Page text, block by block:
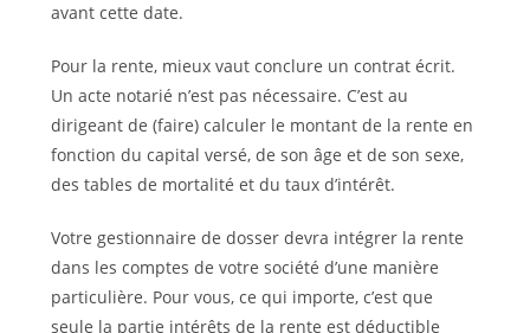
avant cette date.
Pour la rente, mieux vaut conclure un contrat écrit.
Un acte notarié n’est pas nécessaire. C’est au
dirigeant de (faire) calculer le montant de la rente en
fonction du capital versé, de son âge et de son sexe,
des tables de mortalité et du taux d’intérêt.
Votre gestionnaire de dosser devra intégrer la rente
dans les comptes de votre société d’une manière
particulière. Pour vous, ce qui importe, c’est que
seule la partie intérêts de la rente est déductible